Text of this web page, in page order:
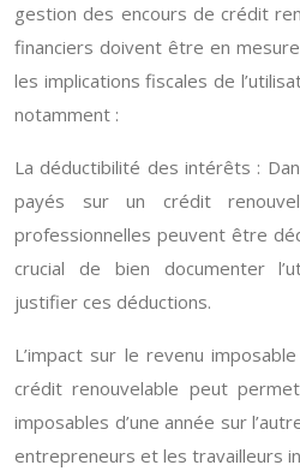
gestion des encours de crédit
financiers doivent être en
les implications fiscales de
notamment :
La déductibilité des intérêts :
payés sur un crédit
professionnelles peuvent être
crucial de bien documenter
justifier ces déductions.
L’impact sur le revenu
crédit renouvelable peut
imposables d’une année sur
entrepreneurs et les travailleurs